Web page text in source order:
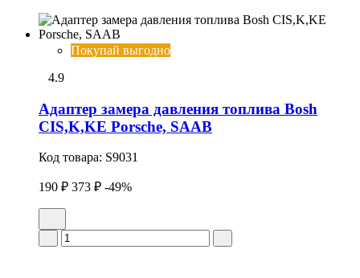
Покупай выгодно
4.9
Адаптер замера давления топлива Bosh
CIS,K,KE Porsche, SAAB
Код товара: S9031
190 ₽ 373 ₽ -49%